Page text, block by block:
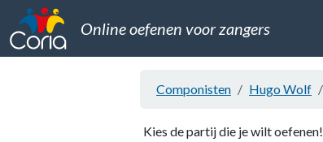
Online oefenen voor zangers
Componisten Hugo Wolf
Kies de partij die je wilt oefenen!